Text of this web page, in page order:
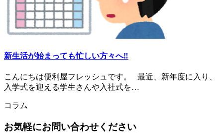
新生活が始まっても忙しい方々へ‼︎
こんにちは便利屋フレッシュです。 最近、新年度に入り、
入学式を迎える学生さんや入社式を…
コラム
お気軽にお問い合わせください